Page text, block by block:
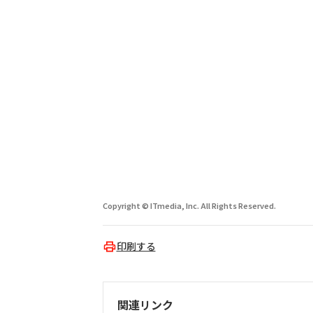
Copyright © ITmedia, Inc. All Rights Reserved.
印刷する
関連リンク